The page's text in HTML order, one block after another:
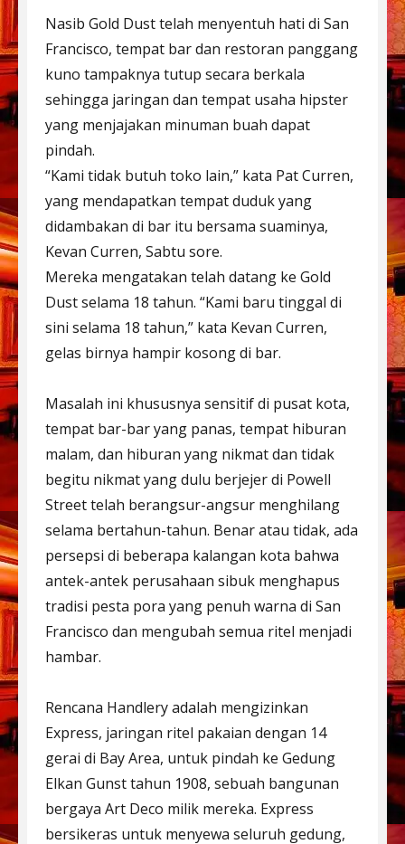
Nasib Gold Dust telah menyentuh hati di San
Francisco, tempat bar dan restoran panggang
kuno tampaknya tutup secara berkala
sehingga jaringan dan tempat usaha hipster
yang menjajakan minuman buah dapat
pindah.
“Kami tidak butuh toko lain,” kata Pat Curren,
yang mendapatkan tempat duduk yang
didambakan di bar itu bersama suaminya,
Kevan Curren, Sabtu sore.
Mereka mengatakan telah datang ke Gold
Dust selama 18 tahun. “Kami baru tinggal di
sini selama 18 tahun,” kata Kevan Curren,
gelas birnya hampir kosong di bar.
Masalah ini khususnya sensitif di pusat kota,
tempat bar-bar yang panas, tempat hiburan
malam, dan hiburan yang nikmat dan tidak
begitu nikmat yang dulu berjejer di Powell
Street telah berangsur-angsur menghilang
selama bertahun-tahun. Benar atau tidak, ada
persepsi di beberapa kalangan kota bahwa
antek-antek perusahaan sibuk menghapus
tradisi pesta pora yang penuh warna di San
Francisco dan mengubah semua ritel menjadi
hambar.
Rencana Handlery adalah mengizinkan
Express, jaringan ritel pakaian dengan 14
gerai di Bay Area, untuk pindah ke Gedung
Elkan Gunst tahun 1908, sebuah bangunan
bergaya Art Deco milik mereka. Express
bersikeras untuk menyewa seluruh gedung,